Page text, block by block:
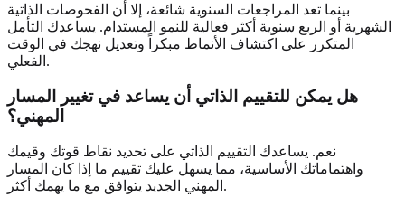
بينما تعد المراجعات السنوية شائعة، إلا أن الفحوصات الذاتية
الشهرية أو الربع سنوية أكثر فعالية للنمو المستدام. يساعدك التأمل
المتكرر على اكتشاف الأنماط مبكراً وتعديل نهجك في الوقت
الفعلي.
هل يمكن للتقييم الذاتي أن يساعد في تغيير المسار
المهني؟
نعم. يساعدك التقييم الذاتي على تحديد نقاط قوتك وقيمك
واهتماماتك الأساسية، مما يسهل عليك تقييم ما إذا كان المسار
المهني الجديد يتوافق مع ما يهمك أكثر.